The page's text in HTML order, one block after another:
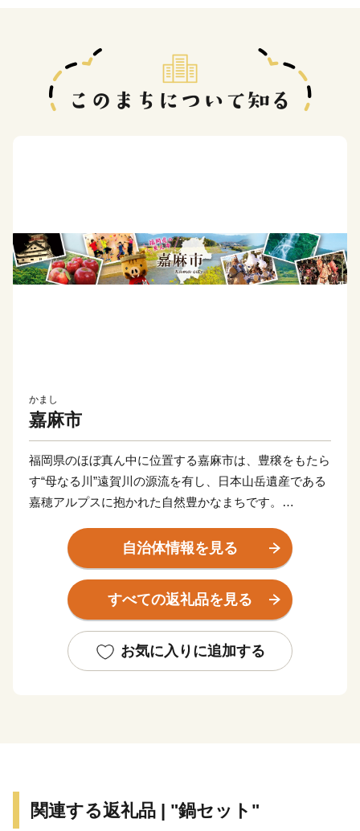
かまし
嘉麻市
福岡県のほぼ真ん中に位置する嘉麻市は、豊穣をもたら
す“母なる川”遠賀川の源流を有し、日本山岳遺産である
嘉穂アルプスに抱かれた自然豊かなまちです。
城伝説等がある地域でもあります。
さらに、自然を生かし丁寧に作られる嘉麻市ならではの
特産品は、どれも生産者のこだわりが詰まった逸品ばか
よう、まちづくりを推進してまいります。
自治体情報を見る
すべての返礼品を見る
お気に入りに追加する
関連する返礼品 | "鍋セット"